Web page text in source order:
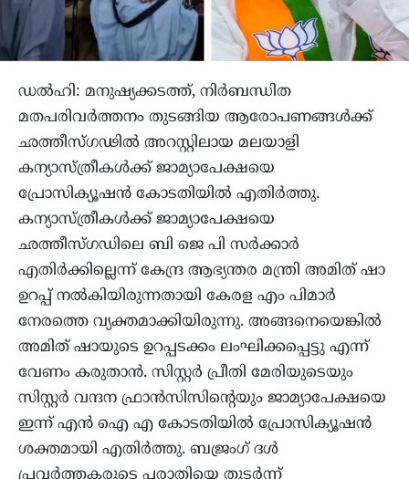
ഡൽഹി: മനുഷ്യക്കടത്ത്, നിർബന്ധിത
മതപരിവർത്തനം തുടങ്ങിയ ആരോപണങ്ങൾക്ക്
ഛത്തീസ്ഗഢിൽ അറസ്റ്റിലായ മലയാളി
കന്യാസ്ത്രീകൾക്ക് ജാമ്യാപേക്ഷയെ
പ്രോസിക്യൂഷൻ കോടതിയിൽ എതിർത്തു.
കന്യാസ്ത്രീകൾക്ക് ജാമ്യാപേക്ഷയെ
ഛത്തീസ്ഗഡിലെ ബി ജെ പി സർക്കാർ
എതിർക്കില്ലെന്ന് കേന്ദ്ര ആഭ്യന്തര മന്ത്രി അമിത് ഷാ
ഉറപ്പ് നൽകിയിരുന്നതായി കേരള എം പിമാർ
നേരത്തെ വ്യക്തമാക്കിയിരുന്നു. അങ്ങനെയെങ്കിൽ
അമിത് ഷായുടെ ഉറപ്പടക്കം ലംഘിക്കപ്പെട്ടു എന്ന്
വേണം കരുതാൻ. സിസ്റ്റർ പ്രീതി മേരിയുടെയും
സിസ്റ്റർ വന്ദന ഫ്രാൻസിസിന്റെയും ജാമ്യാപേക്ഷയെ
ഇന്ന് എൻ ഐ എ കോടതിയിൽ പ്രോസിക്യൂഷൻ
ശക്തമായി എതിർത്തു. ബജ്രംഗ് ദൾ
പ്രവർത്തകരുടെ പരാതിയെ തുടർന്ന്